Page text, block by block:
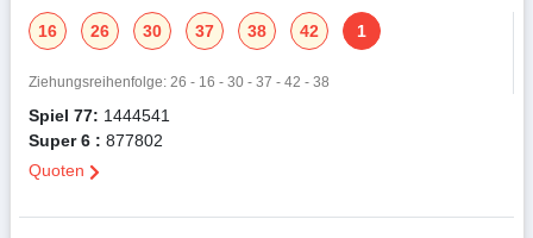
16 26 30 37 38 42 1
Ziehungsreihenfolge: 26 - 16 - 30 - 37 - 42 - 38
Spiel 77: 1444541
Super 6 : 877802
Quoten